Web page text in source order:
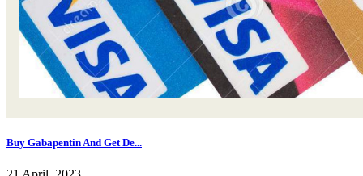
Buy Gabapentin And Get De...